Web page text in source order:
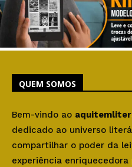
QUEM SOMOS
Bem-vindo ao
dedicado ao universo
compartilhar o poder da
experiência